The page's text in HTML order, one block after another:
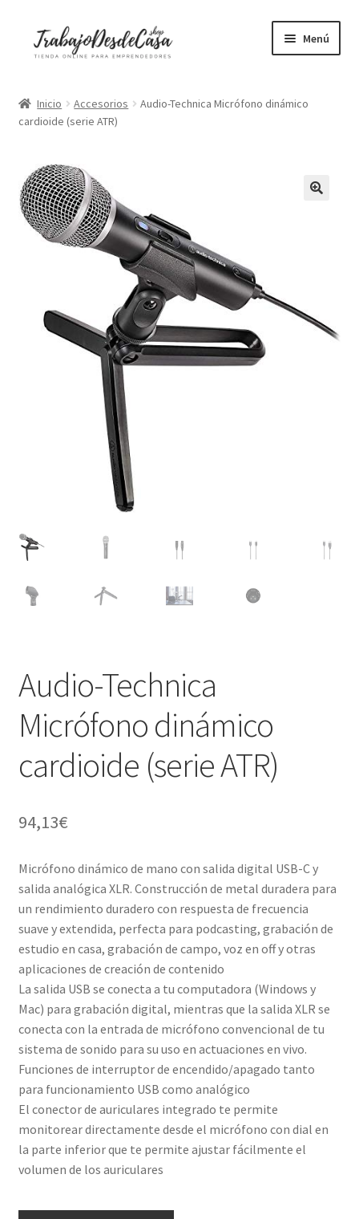
Menú
Mesas elevables
Sillas ergonómicas
Libros
Accesorios
Inicio Accesorios
Audio-Technica Micrófono dinámico
cardioide (serie ATR)
Audio-Technica
Micrófono dinámico
cardioide (serie ATR)
94,13€
Micrófono dinámico de mano con salida digital USB-C y
salida analógica XLR. Construcción de metal duradera para
un rendimiento duradero con respuesta de frecuencia
suave y extendida, perfecta para podcasting, grabación de
estudio en casa, grabación de campo, voz en off y otras
aplicaciones de creación de contenido
La salida USB se conecta a tu computadora (Windows y
Mac) para grabación digital, mientras que la salida XLR se
conecta con la entrada de micrófono convencional de tu
sistema de sonido para su uso en actuaciones en vivo.
Funciones de interruptor de encendido/apagado tanto
para funcionamiento USB como analógico
El conector de auriculares integrado te permite
monitorear directamente desde el micrófono con dial en
la parte inferior que te permite ajustar fácilmente el
volumen de los auriculares